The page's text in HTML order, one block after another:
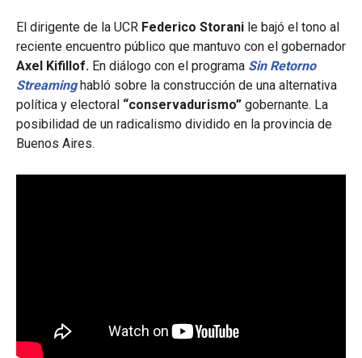
El dirigente de la UCR Federico Storani le bajó el tono al
reciente encuentro público que mantuvo con el gobernador
Axel Kifillof. En diálogo con el programa Sin Retorno
Streaming habló sobre la construcción de una alternativa
política y electoral “conservadurismo” gobernante. La
posibilidad de un radicalismo dividido en la provincia de
Buenos Aires.